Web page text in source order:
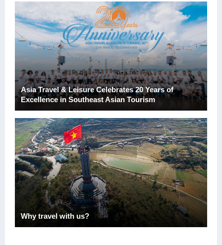
Asia Travel & Leisure Celebrates 20 Years of
Excellence in Southeast Asian Tourism
Why travel with us?